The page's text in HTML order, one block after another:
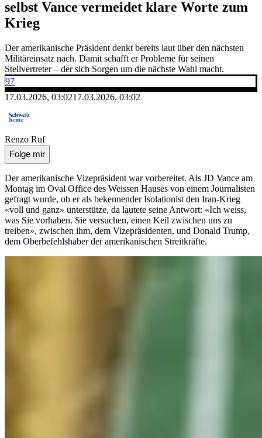
selbst Vance vermeidet klare Worte zum
Krieg
Der amerikanische Präsident denkt bereits laut über den nächsten
Militäreinsatz nach. Damit schafft er Probleme für seinen
Stellvertreter – der sich Sorgen um die nächste Wahl macht.
97
17.03.2026, 03:0217.03.2026, 03:02
Renzo Ruf
Folge mir
Der amerikanische Vizepräsident war vorbereitet. Als JD Vance am
Montag im Oval Office des Weissen Hauses von einem Journalisten
gefragt wurde, ob er als bekennender Isolationist den Iran-Krieg
«voll und ganz» unterstütze, da lautete seine Antwort: «Ich weiss,
was Sie vorhaben. Sie versuchen, einen Keil zwischen uns zu
treiben», zwischen ihm, dem Vizepräsidenten, und Donald Trump,
dem Oberbefehlshaber der amerikanischen Streitkräfte.